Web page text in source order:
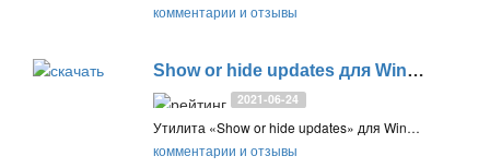
комментарии и отзывы
Show or hide updates для Windows 10
2021-06-24
Утилита «Show or hide updates» для Windows 10 (wushowhide.diagcab) позволяет скрывать обновления драйверов и предотвращать повторную установку до того, как станет доступна исправная версия
комментарии и отзывы